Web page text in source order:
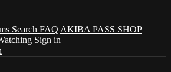
Search FAQ AKIBA PASS SHOP
Sign in